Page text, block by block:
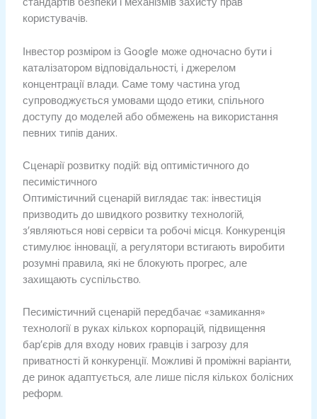
стандартів безпеки і механізмів захисту прав
користувачів.
Інвестор розміром із Google може одночасно бути і
каталізатором відповідальності, і джерелом
концентрації влади. Саме тому частина угод
супроводжується умовами щодо етики, спільного
доступу до моделей або обмежень на використання
певних типів даних.
Сценарії розвитку подій: від оптимістичного до
песимістичного
Оптимістичний сценарій виглядає так: інвестиція
призводить до швидкого розвитку технологій,
з’являються нові сервіси та робочі місця. Конкуренція
стимулює інновації, а регулятори встигають виробити
розумні правила, які не блокують прогрес, але
захищають суспільство.
Песимістичний сценарій передбачає «замикання»
технології в руках кількох корпорацій, підвищення
бар’єрів для входу нових гравців і загрозу для
приватності й конкуренції. Можливі й проміжні варіанти,
де ринок адаптується, але лише після кількох болісних
реформ.